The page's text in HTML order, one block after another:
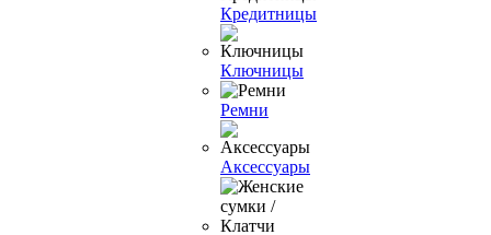
Кредитницы
Ключницы
Ремни
Аксессуары